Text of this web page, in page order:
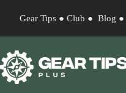
Gear Tips● Club ● Blog ●